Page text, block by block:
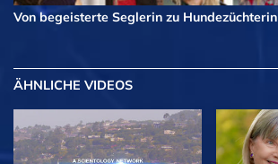
Von begeisterte Seglerin zu Hundezüchterin
ÄHNLICHE VIDEOS